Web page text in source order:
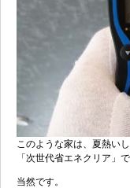
このような家は、夏熱いし
「次世代省エネクリア」
当然です。